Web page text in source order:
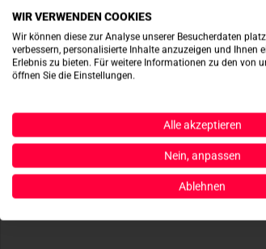
WIR VERWENDEN COOKIES
Wir können diese zur Analyse unserer Besucherdaten
verbessern, personalisierte Inhalte anzuzeigen und Ihnen
Erlebnis zu bieten. Für weitere Informationen zu den von
öffnen Sie die Einstellungen.
Alle akzeptieren
Nein, anpassen
Ablehnen